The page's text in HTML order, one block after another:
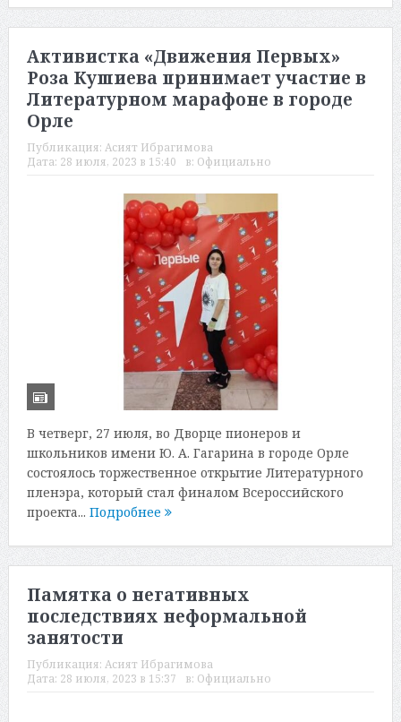
Активистка «Движения Первых»
Роза Кушиева принимает участие в
Литературном марафоне в городе
Орле
Публикация: Асият Ибрагимова
Дата: 28 июля, 2023 в 15:40 в: Официально
В четверг, 27 июля, во Дворце пионеров и
школьников имени Ю. А. Гагарина в городе Орле
состоялось торжественное открытие Литературного
пленэра, который стал финалом Всероссийского
проекта... Подробнее
Памятка о негативных
последствиях неформальной
занятости
Публикация: Асият Ибрагимова
Дата: 28 июля, 2023 в 15:37 в: Официально